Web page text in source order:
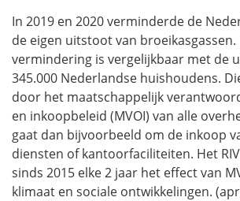
In 2019 en 2020 verminderde de
de eigen uitstoot van broeikasgassen.
vermindering is vergelijkbaar met de
345.000 Nederlandse huishoudens.
door het maatschappelijk
en inkoopbeleid (MVOI) van alle
gaat dan bijvoorbeeld om de inkoop
diensten of kantoorfaciliteiten. Het
sinds 2015 elke 2 jaar het effect van
klimaat en sociale ontwikkelingen.